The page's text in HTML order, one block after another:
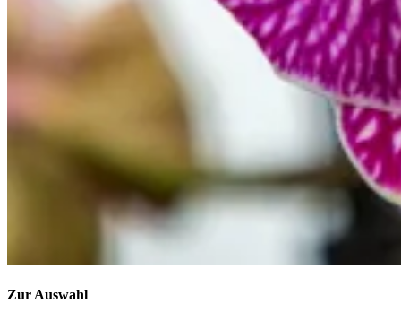
Zur Auswahl